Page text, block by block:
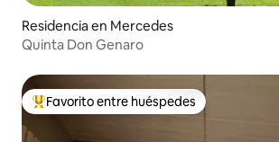
Residencia en Mercedes
Quinta Don Genaro
De los mejores en Favorito entre huéspedes
Favorito entre huéspedes